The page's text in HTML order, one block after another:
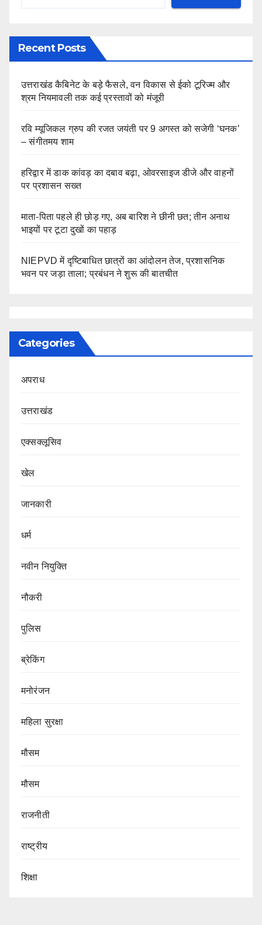
Recent Posts
उत्तराखंड कैबिनेट के बड़े फैसले, वन विकास से ईको टूरिज्म और
श्रम नियमावली तक कई प्रस्तावों को मंजूरी
रवि म्यूजिकल ग्रुप की रजत जयंती पर 9 अगस्त को सजेगी ‘घनक’
– संगीतमय शाम
हरिद्वार में डाक कांवड़ का दबाव बढ़ा, ओवरसाइज डीजे और वाहनों
पर प्रशासन सख्त
माता-पिता पहले ही छोड़ गए, अब बारिश ने छीनी छत; तीन अनाथ
भाइयों पर टूटा दुखों का पहाड़
NIEPVD में दृष्टिबाधित छात्रों का आंदोलन तेज, प्रशासनिक
भवन पर जड़ा ताला; प्रबंधन ने शुरू की बातचीत
Categories
अपराध
उत्तराखंड
एक्सक्लूसिव
खेल
जानकारी
धर्म
नवीन नियुक्ति
नौकरी
पुलिस
ब्रेकिंग
मनोरंजन
महिला सुरक्षा
मौसम
मौसम
राजनीती
राष्ट्रीय
शिक्षा